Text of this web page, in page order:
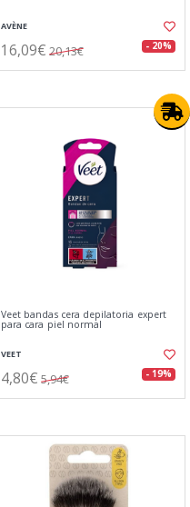
AVÈNE
16,09€ 20,13€ - 20%
Veet bandas cera depilatoria expert
para cara piel normal
VEET
4,80€ 5,94€ - 19%